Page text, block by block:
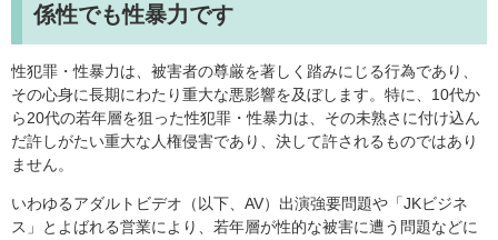
係性でも性暴力です
性犯罪・性暴力は、被害者の尊厳を著しく踏みにじる行為であり、
その心身に長期にわたり重大な悪影響を及ぼします。特に、10代か
ら20代の若年層を狙った性犯罪・性暴力は、その未熟さに付け込ん
だ許しがたい重大な人権侵害であり、決して許されるものではあり
ません。
いわゆるアダルトビデオ（以下、AV）出演強要問題や「JKビジネ
ス」とよばれる営業により、若年層が性的な被害に遭う問題などに